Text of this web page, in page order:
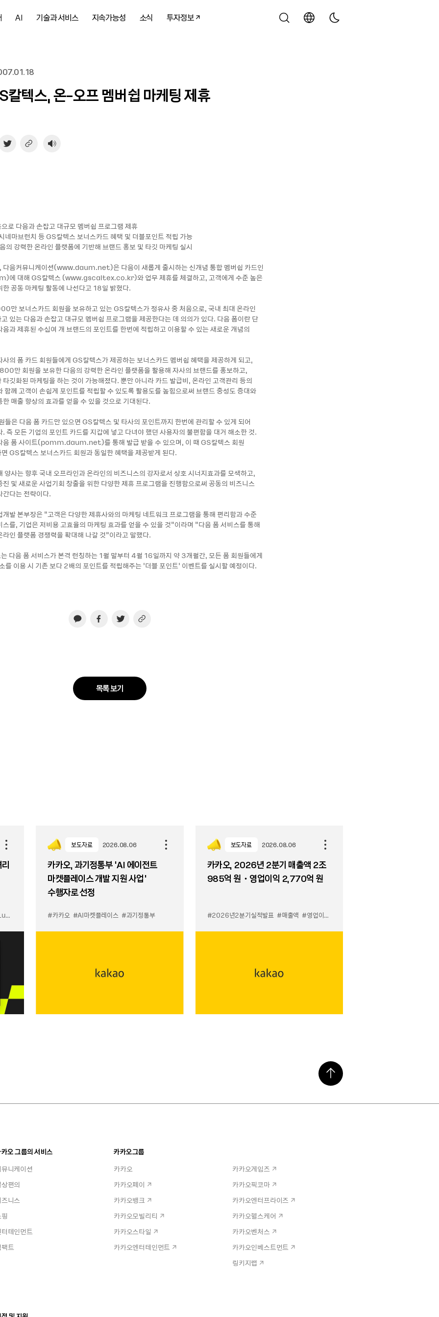
AI 기술과 서비스 지속가능성 소식 투자정보
텍스, 온-오프 멤버쉽 마케팅 제휴
로 다음과 손잡고 대규모 멤버쉽 프로그램 제휴
네마브런치 등 GS칼텍스 보너스카드 혜택 및 더블포인트 적립 가능
의 강력한 온라인 플랫폼에 기반해 브랜드 홍보 및 타깃 마케팅 실시
커뮤니케이션(www.daum.net)은 다음이 새롭게 출시하는 신개념 통합 멤버쉽 카드인
에 대해 GS칼텍스 (www.gscaltex.co.kr)와 업무 제휴를 체결하고, 고객에게 수준 높은
한 공동 마케팅 활동에 나선다고 18일 밝혔다.
만 보너스카드 회원을 보유하고 있는 GS칼텍스가 정유사 중 처음으로, 국내 최대 온라인
있는 다음과 손잡고 대규모 멤버쉽 프로그램을 제공한다는 데 의의가 있다. 다음 폼이란 단
음과 제휴된 수십여 개 브랜드의 포인트를 한번에 적립하고 이용할 수 있는 새로운 개념의
사의 폼 카드 회원들에게 GS칼텍스가 제공하는 보너스카드 멤버쉽 혜택을 제공하게 되고,
만 회원을 보유한 다음의 강력한 온라인 플랫폼을 활용해 자사의 브랜드를 홍보하고,
타깃화된 마케팅을 하는 것이 가능해졌다. 뿐만 아니라 카드 발급비, 온라인 고객관리 등의
함께 고객이 손쉽게 포인트를 적립할 수 있도록 활용도를 높힘으로써 브랜드 충성도 증대와
한 매출 향상의 효과를 얻을 수 있을 것으로 기대된다.
들은 다음 폼 카드만 있으면 GS칼텍스 및 타사의 포인트까지 한번에 관리할 수 있게 되어
. 즉 모든 기업의 포인트 카드를 지갑에 넣고 다녀야 했던 사용자의 불편함을 대거 해소한 것.
음 폼 사이트(pomm.daum.net)를 통해 발급 받을 수 있으며, 이 때 GS칼텍스 회원
GS칼텍스 보너스카드 회원과 동일한 혜택을 제공받게 된다.
양사는 향후 국내 오프라인과 온라인의 비즈니스의 강자로서 상호 시너지효과를 모색하고,
진 및 새로운 사업기회 창출을 위한 다양한 제휴 프로그램을 진행함으로써 공동의 비즈니스
간다는 전략이다.
개발 본부장은 “고객은 다양한 제휴사와의 마케팅 네트워크 프로그램을 통해 편리함과 수준
스를, 기업은 저비용 고효율의 마케팅 효과를 얻을 수 있을 것”이라며 “다음 폼 서비스를 통해
라인 플랫폼 경쟁력을 확대해 나갈 것”이라고 말했다.
다음 폼 서비스가 본격 런칭하는 1월 말부터 4월 16일까지 약 3개월간, 모든 폼 회원들에게
를 이용 시 기존 보다 2배의 포인트를 적립해주는 ‘더블 포인트’ 이벤트를 실시할 예정이다.
목록 보기
점 #선물하기 LuX #선물하기 미우미우 입점
보도자료 2026.08.06
카카오, 과기정통부 ‘AI 에이전트
마켓플레이스 개발 지원 사업’
수행자로 선정
#카카오 #AI마켓플레이스 #과기정통부
보도자료 2026.08.06
카카오, 2026년 2분기 매출액 2조
985억 원・영업이익 2,770억 원
#2026년2분기실적발표 #매출액 #영업이익
오 그룹의 서비스
니케이션
편의
니스
테인먼트
트
카카오그룹
카카오
카카오페이
카카오뱅크
카카오모빌리티
카카오스타일
카카오엔터테인먼트
카카오게임즈
카카오픽코마
카카오엔터프라이즈
카카오헬스케어
카카오벤처스
카카오인베스트먼트
링키지랩